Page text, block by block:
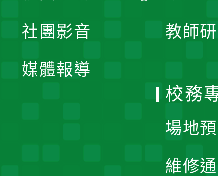
教師
開
社團影音
媒體報導
校務
場地
維修